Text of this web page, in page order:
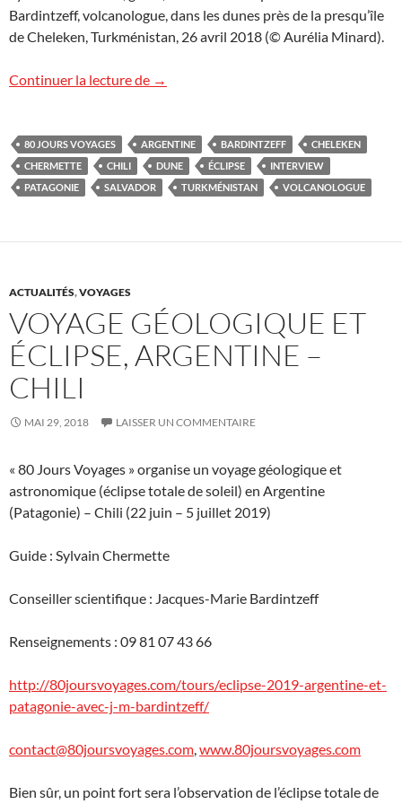
Bardintzeff, volcanologue, dans les dunes près de la presqu’île
de Cheleken, Turkménistan, 26 avril 2018 (© Aurélia Minard).
Continuer la lecture de Interview au Turkménistan
→
80 JOURS VOYAGES ARGENTINE BARDINTZEFF
CHELEKEN
CHERMETTE
CHILI DUNE ÉCLIPSE
INTERVIEW
PATAGONIE
SALVADOR TURKMÉNISTAN VOLCANOLOGUE
ACTUALITÉS,VOYAGES
VOYAGE GÉOLOGIQUE ET
ÉCLIPSE, ARGENTINE –
CHILI
MAI 29, 2018 LAISSER UN COMMENTAIRE
« 80 Jours Voyages » organise un voyage géologique et
astronomique (éclipse totale de soleil) en Argentine
(Patagonie) – Chili (22 juin – 5 juillet 2019)
Guide : Sylvain Chermette
Conseiller scientifique : Jacques-Marie Bardintzeff
Renseignements : 09 81 07 43 66
http://80joursvoyages.com/tours/eclipse-2019-argentine-et-
patagonie-avec-j-m-bardintzeff/
contact@80joursvoyages.com,www.80joursvoyages.com
Bien sûr, un point fort sera l’observation de l’éclipse totale de